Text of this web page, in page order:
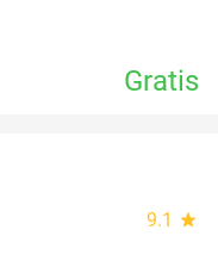
Gratis
9.1 star